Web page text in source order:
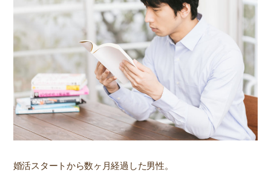
婚活スタートから数ヶ月経過した男性。